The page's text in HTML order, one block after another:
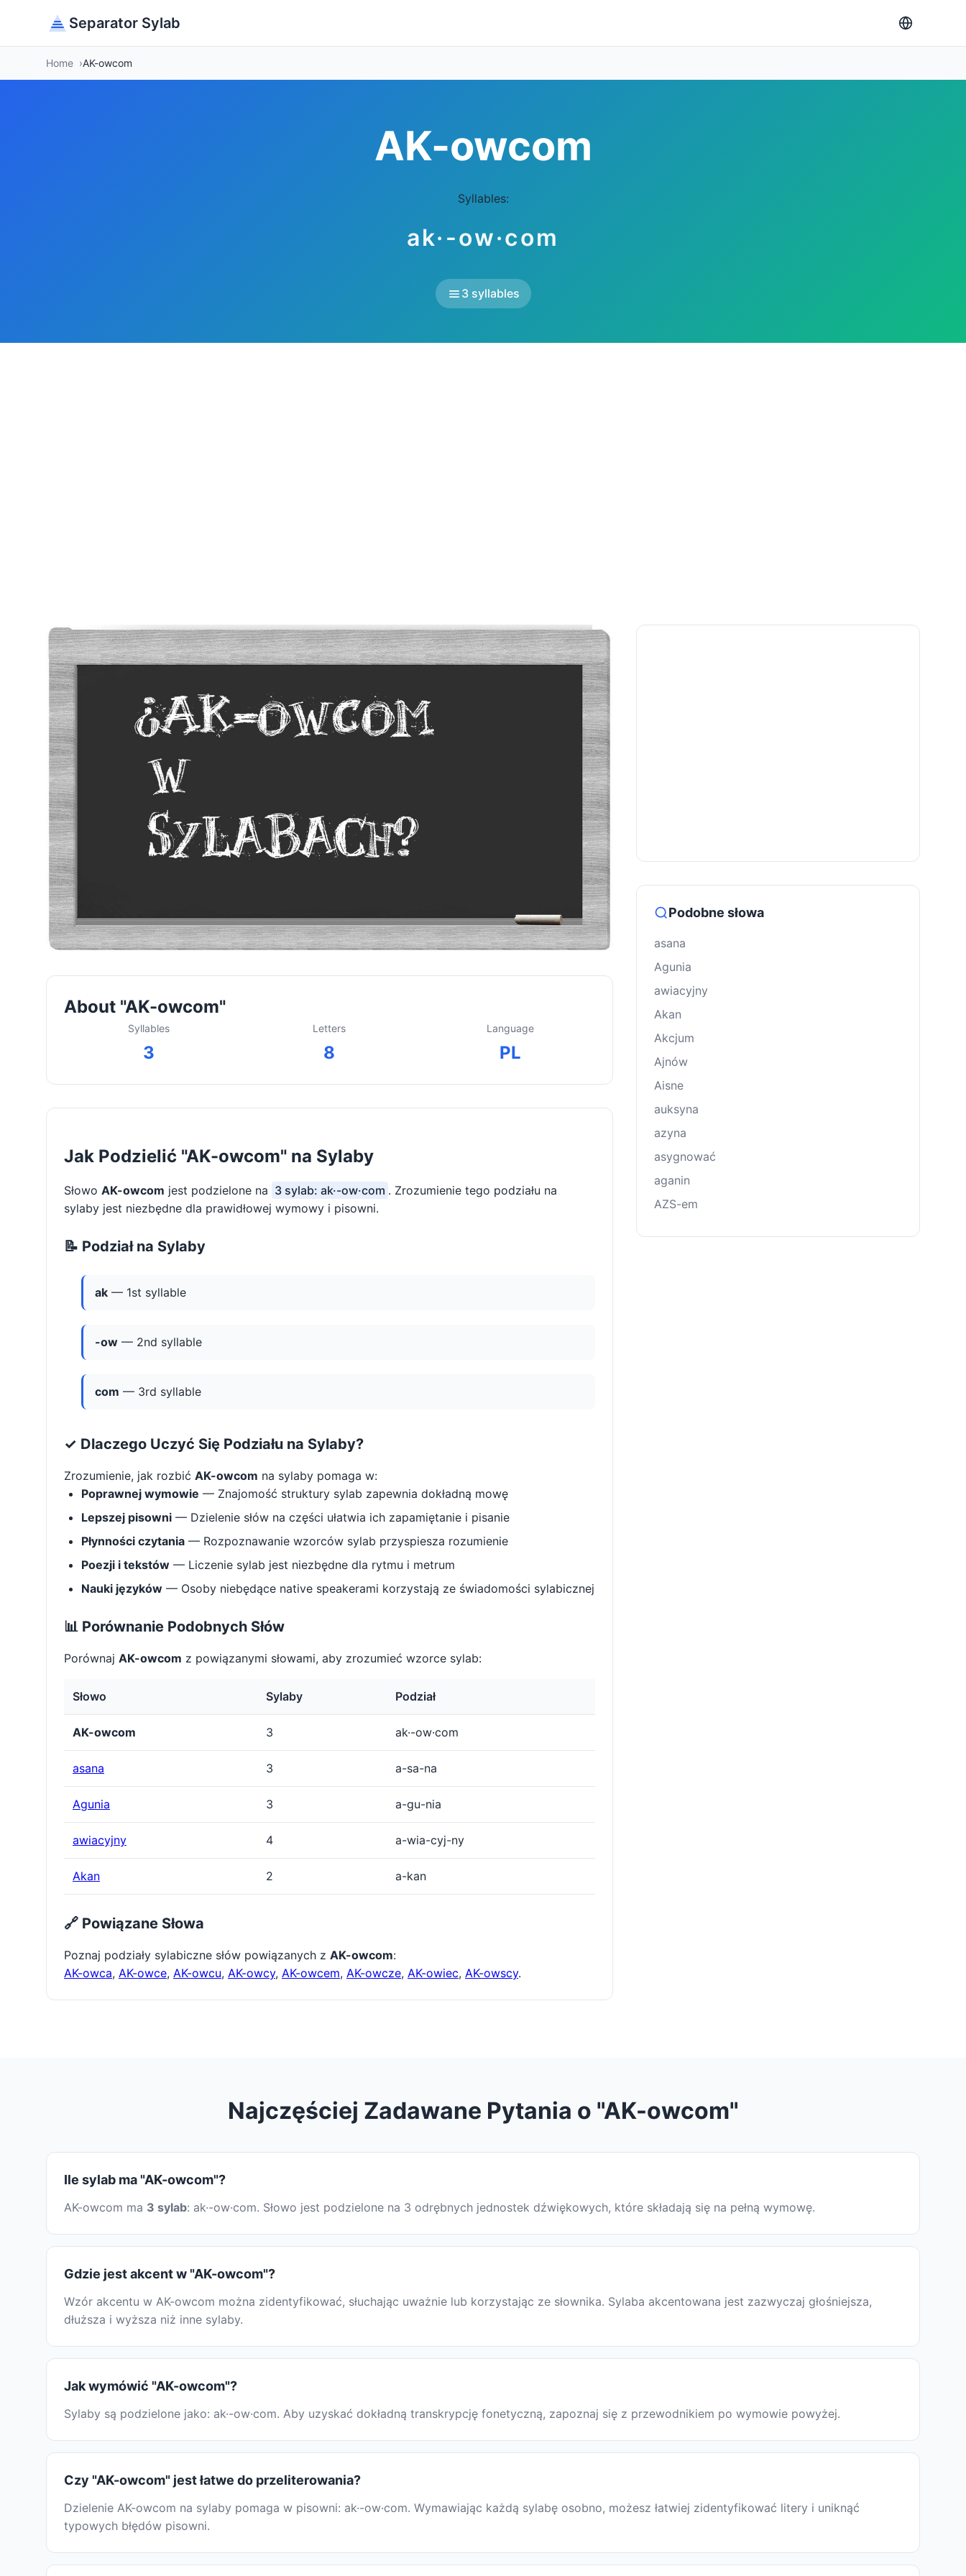
Separator Sylab
Home AK-owcom
AK-owcom
Syllables:
ak·-ow·com
3 syllables
About "AK-owcom"
Syllables
3
Letters
8
Language
PL
Jak Podzielić "AK-owcom" na Sylaby
Słowo AK-owcom jest podzielone na 3 sylab: ak·-ow·com . Zrozumienie tego podziału na
sylaby jest niezbędne dla prawidłowej wymowy i pisowni.
📝 Podział na Sylaby
ak — 1st syllable
-ow — 2nd syllable
com — 3rd syllable
✓ Dlaczego Uczyć Się Podziału na Sylaby?
Zrozumienie, jak rozbić AK-owcom na sylaby pomaga w:
Poprawnej wymowie — Znajomość struktury sylab zapewnia dokładną mowę
Lepszej pisowni — Dzielenie słów na części ułatwia ich zapamiętanie i pisanie
Płynności czytania — Rozpoznawanie wzorców sylab przyspiesza rozumienie
Poezji i tekstów — Liczenie sylab jest niezbędne dla rytmu i metrum
Nauki języków — Osoby niebędące native speakerami korzystają ze świadomości sylabicznej
📊 Porównanie Podobnych Słów
Porównaj AK-owcom z powiązanymi słowami, aby zrozumieć wzorce sylab:
Słowo Sylaby Podział
AK-owcom 3 ak·-ow·com
asana 3 a-sa-na
Agunia 3 a-gu-nia
awiacyjny 4 a-wia-cyj-ny
Akan 2 a-kan
🔗 Powiązane Słowa
Poznaj podziały sylabiczne słów powiązanych z AK-owcom:
AK-owca, AK-owce, AK-owcu, AK-owcy, AK-owcem, AK-owcze, AK-owiec, AK-owscy.
Podobne słowa
asana
Agunia
awiacyjny
Akan
Akcjum
Ajnów
Aisne
auksyna
azyna
asygnować
aganin
AZS-em
Najczęściej Zadawane Pytania o "AK-owcom"
Ile sylab ma "AK-owcom"?
AK-owcom ma 3 sylab: ak·-ow·com. Słowo jest podzielone na 3 odrębnych jednostek dźwiękowych, które składają się na pełną wymowę.
Gdzie jest akcent w "AK-owcom"?
Wzór akcentu w AK-owcom można zidentyfikować, słuchając uważnie lub korzystając ze słownika. Sylaba akcentowana jest zazwyczaj głośniejsza,
dłuższa i wyższa niż inne sylaby.
Jak wymówić "AK-owcom"?
Sylaby są podzielone jako: ak·-ow·com. Aby uzyskać dokładną transkrypcję fonetyczną, zapoznaj się z przewodnikiem po wymowie powyżej.
Czy "AK-owcom" jest łatwe do przeliterowania?
Dzielenie AK-owcom na sylaby pomaga w pisowni: ak·-ow·com. Wymawiając każdą sylabę osobno, możesz łatwiej zidentyfikować litery i uniknąć
typowych błędów pisowni.